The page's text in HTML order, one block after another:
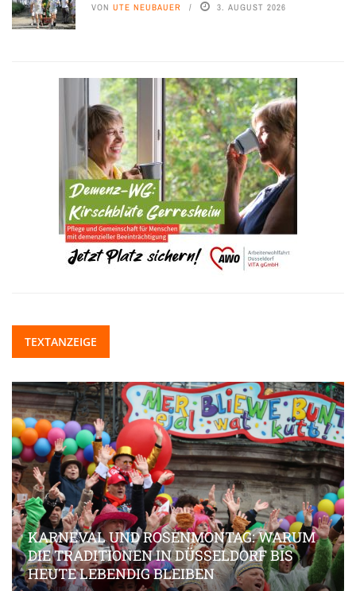
VON UTE NEUBAUER 3. AUGUST 2026
TEXTANZEIGE
KARNEVAL UND ROSENMONTAG: WARUM
DIE TRADITIONEN IN DÜSSELDORF BIS
HEUTE LEBENDIG BLEIBEN